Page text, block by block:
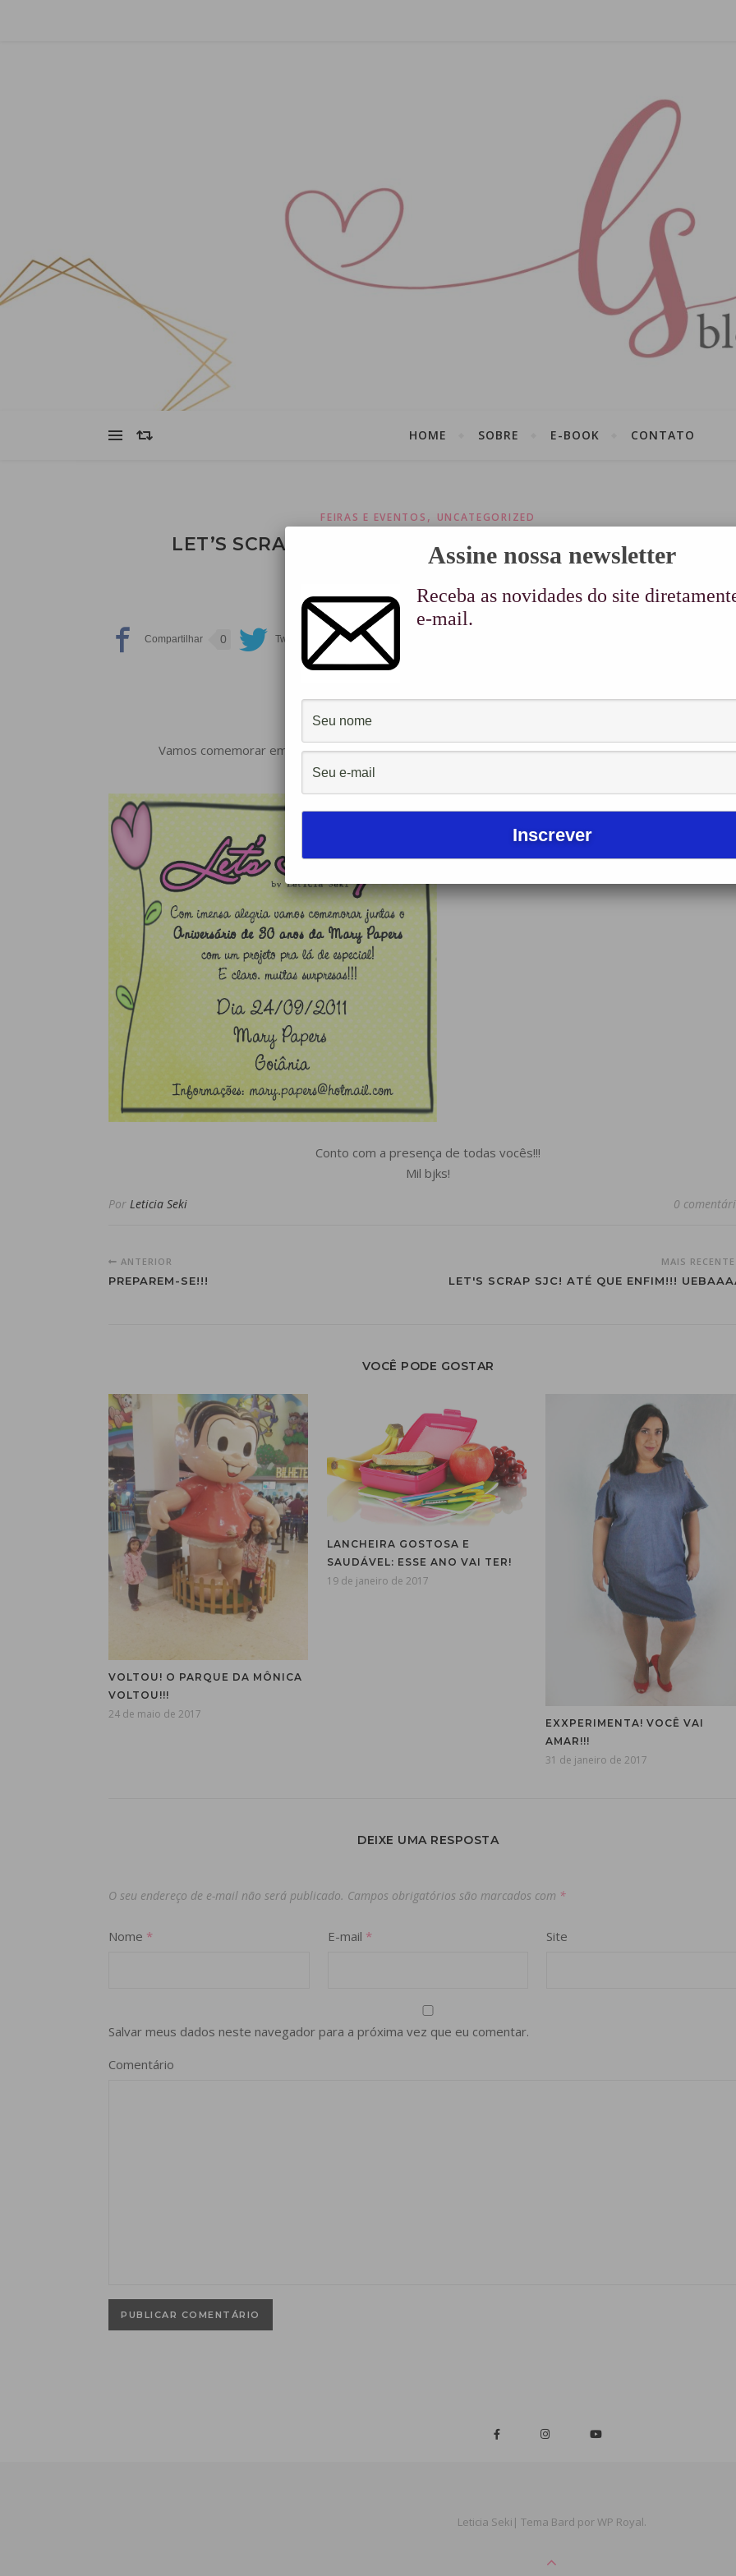
HOME SOBRE E-BOOK CONTATO
FEIRAS E EVENTOS , UNCATEGORIZED
LET’S SCRAP EM GOIÂNIA..SIM, DENOVO! UHUUUU!!
0 0
E pra uma ocasião MEGA ESPECIAL!
Vamos comemorar em grande estilo oAniversário de 30 anos da Mary Papers! Demaiissss!!!
Conto com a presença de todas vocês!!!
Mil bjks!
Por Leticia Seki 0
ANTERIOR
PREPAREM-SE!!!
MAIS RECENTE
LET'S SCRAP SJC! ATÉ QUE ENFIM!!!
VOCÊ PODE GOSTAR
VOLTOU! O PARQUE DA MÔNICA
VOLTOU!!!
24 de maio de 2017
LANCHEIRA GOSTOSA E
SAUDÁVEL: ESSE ANO VAI TER!
19 de janeiro de 2017
EXXPERIMENTA! VOCÊ VAI
AMAR!!!
31 de janeiro de 2017
DEIXE UMA RESPOSTA
O seu endereço de e-mail não será publicado. Campos obrigatórios são marcados com *
Nome * E-mail * Site
Salvar meus dados neste navegador para a próxima vez que eu comentar.
Comentário
Leticia Seki| Tema Bard porWP Royal.
Assine nossa newsletter
Receba as novidades do site
e-mail.